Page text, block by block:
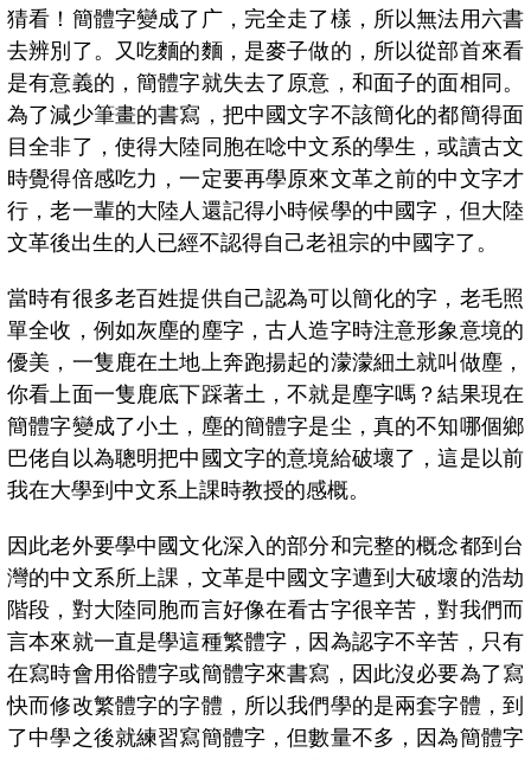
猜看！簡體字變成了广，完全走了樣，所以無法用六書
去辨別了。又吃麵的麵，是麥子做的，所以從部首來看
是有意義的，簡體字就失去了原意，和面子的面相同。
為了減少筆畫的書寫，把中國文字不該簡化的都簡得面
目全非了，使得大陸同胞在唸中文系的學生，或讀古文
時覺得倍感吃力，一定要再學原來文革之前的中文字才
行，老一輩的大陸人還記得小時候學的中國字，但大陸
文革後出生的人已經不認得自己老祖宗的中國字了。
當時有很多老百姓提供自己認為可以簡化的字，老毛照
單全收，例如灰塵的塵字，古人造字時注意形象意境的
優美，一隻鹿在土地上奔跑揚起的濛濛細土就叫做塵，
你看上面一隻鹿底下踩著土，不就是塵字嗎？結果現在
簡體字變成了小土，塵的簡體字是尘，真的不知哪個鄉
巴佬自以為聰明把中國文字的意境給破壞了，這是以前
我在大學到中文系上課時教授的感概。
因此老外要學中國文化深入的部分和完整的概念都到台
灣的中文系所上課，文革是中國文字遭到大破壞的浩劫
階段，對大陸同胞而言好像在看古字很辛苦，對我們而
言本來就一直是學這種繁體字，因為認字不辛苦，只有
在寫時會用俗體字或簡體字來書寫，因此沒必要為了寫
快而修改繁體字的字體，所以我們學的是兩套字體，到
了中學之後就練習寫簡體字，但數量不多，因為簡體字